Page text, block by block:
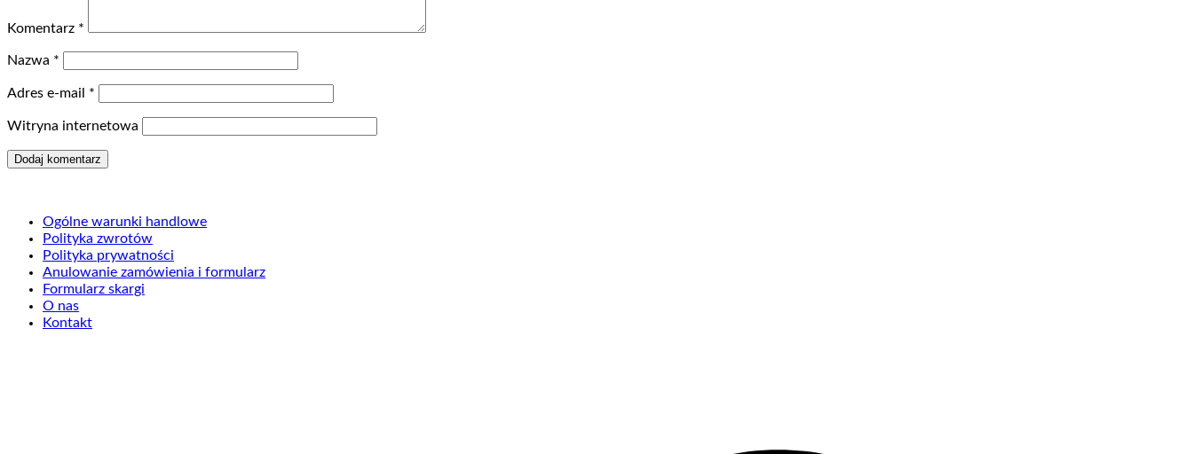
Komentarz *
Nazwa *
Adres e-mail *
Witryna internetowa
Ogólne warunki handlowe
Polityka zwrotów
Polityka prywatności
Anulowanie zamówienia i formularz
Formularz skargi
O nas
Kontakt